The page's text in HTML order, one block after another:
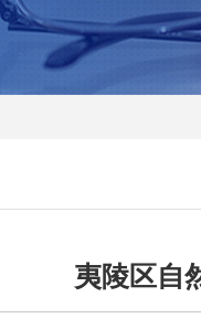
夷陵区自